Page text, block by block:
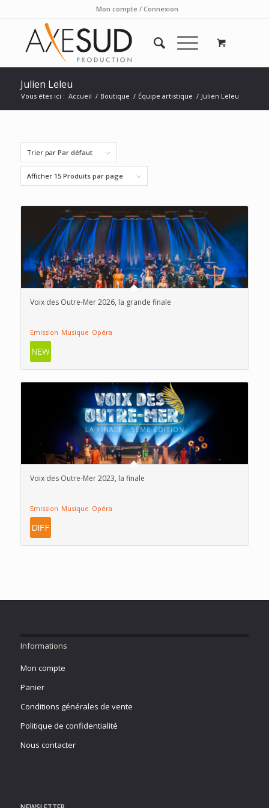
Mon compte / Connexion
Julien Leleu
Vous êtes ici : Accueil / Boutique / Équipe artistique / Julien Leleu
Trier par Par défaut
Afficher 15 Produits par page
Voix des Outre-Mer 2026, la grande finale
Emission Musique Opéra
Voix des Outre-Mer 2023, la finale
Emission Musique Opéra
Informations
Mon compte
Panier
Conditions générales de vente
Politique de confidentialité
Nous contacter